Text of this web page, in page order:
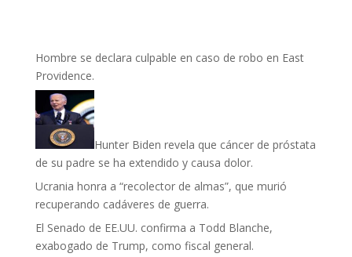
Hombre se declara culpable en caso de robo en East
Providence.
Hunter Biden revela que cáncer de próstata
de su padre se ha extendido y causa dolor.
Ucrania honra a “recolector de almas”, que murió
recuperando cadáveres de guerra.
El Senado de EE.UU. confirma a Todd Blanche,
exabogado de Trump, como fiscal general.